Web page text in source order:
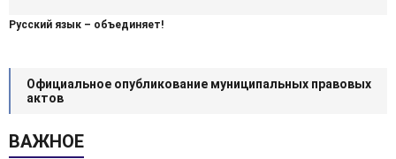
Русский язык – объединяет!
Официальное опубликование муниципальных правовых
актов
ВАЖНОЕ